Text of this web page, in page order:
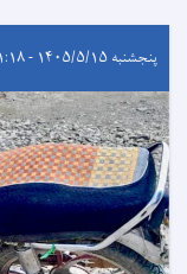
پنجشنبه ۱۴۰۵/۵/۱۵ - ۱۱:۱۸